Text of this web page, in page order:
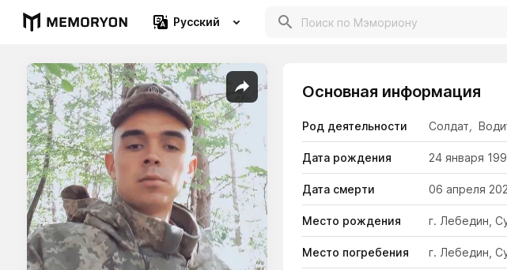
Русский
Основная информация
Род деятельности Солдат,
Дата рождения 24 января
Дата смерти 06 апреля
Место рождения г. Лебедин,
Место погребения г. Лебедин,